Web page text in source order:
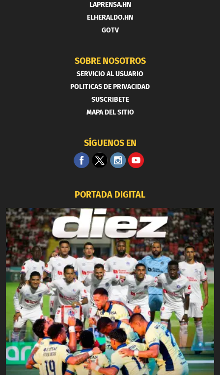
LAPRENSA.HN
ELHERALDO.HN
GOTV
SOBRE NOSOTROS
SERVICIO AL USUARIO
POLITICAS DE PRIVACIDAD
SUSCRIBETE
MAPA DEL SITIO
SÍGUENOS EN
PORTADA DIGITAL